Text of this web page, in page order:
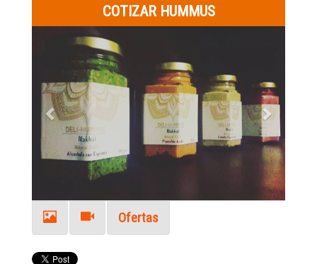
COTIZAR HUMMUS
Previous
Ofertas